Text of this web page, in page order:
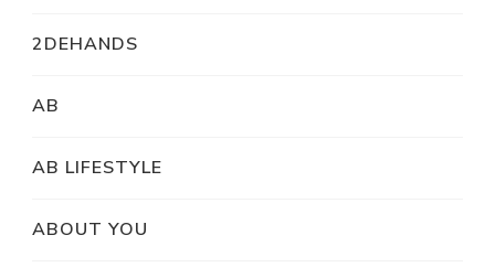
2DEHANDS
AB
AB LIFESTYLE
ABOUT YOU